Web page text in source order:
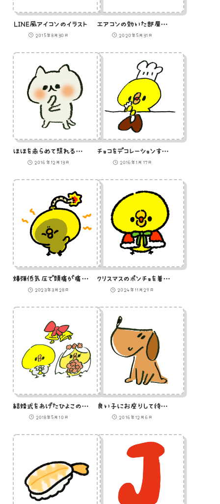
LINE風アイコンのイラスト
2015年8月30日
エアコンの効いた部屋でアイスを食べて涼むひよこのイラスト
2020年5月31日
ほほを赤らめて照れる猫のイラスト
2016年12月13日
チョコをデコレーションするひよこのイラスト
2016年1月17日
爆弾低気圧で頭痛が痛いひよこのイラスト
2023年3月28日
クリスマスのポンチョを着たひよこ
2024年11月29日
結婚式をあげたひよこのイラスト
2018年5月10日
良い子にお座りして待つ犬のイラスト
2016年12月6日